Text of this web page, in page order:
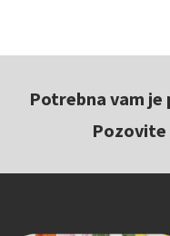
Potrebna vam je
Pozovite